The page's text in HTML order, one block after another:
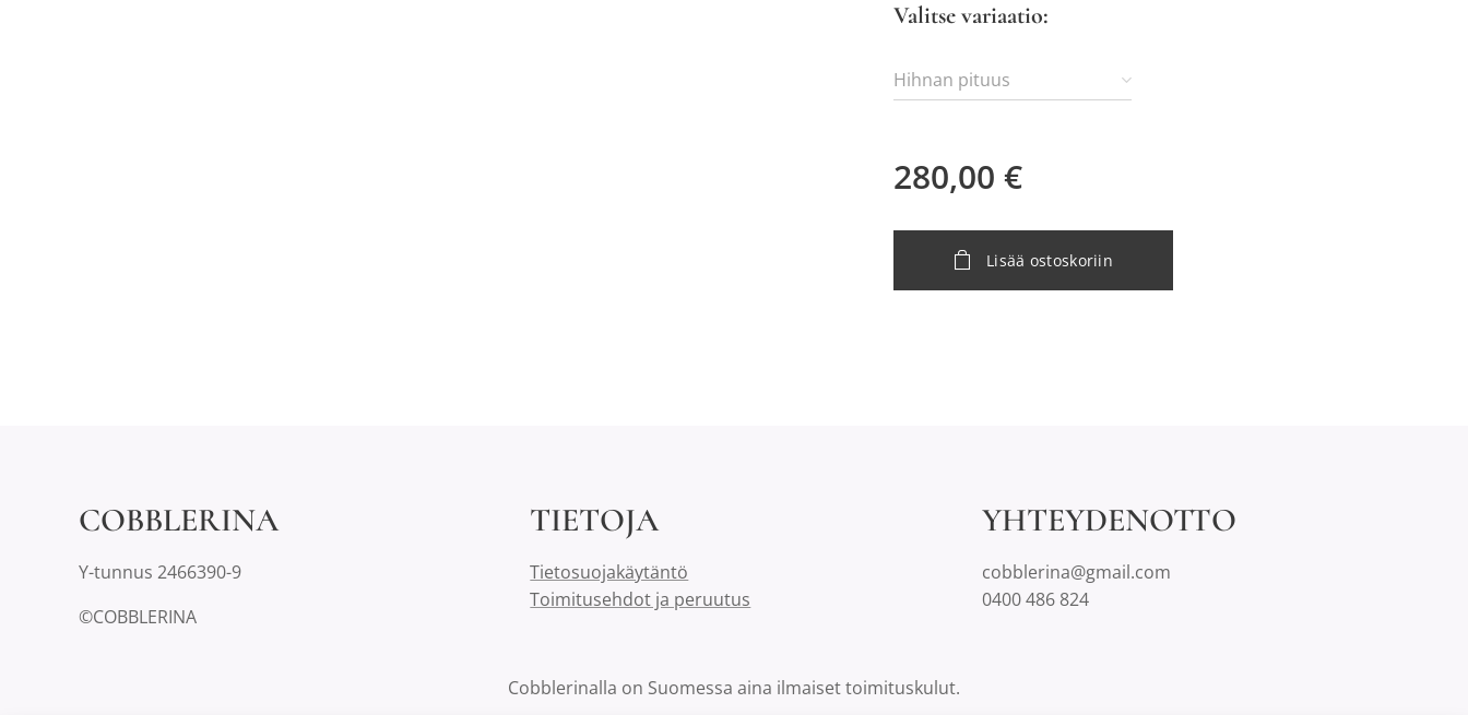
Valitse variaatio:
Hihnan pituus
280,00 €
Lisää ostoskoriin
COBBLERINA
Y-tunnus 2466390-9
©COBBLERINA
TIETOJA
Tietosuojakäytäntö
Toimitusehdot ja peruutus
YHTEYDENOTTO
cobblerina@gmail.com
0400 486 824
Cobblerinalla on Suomessa aina ilmaiset toimituskulut.